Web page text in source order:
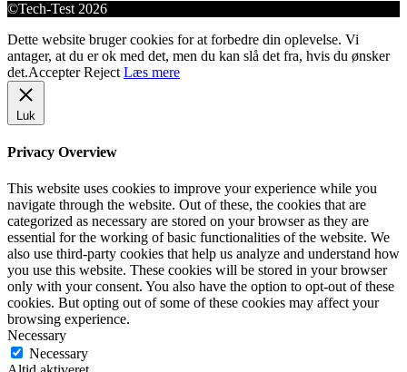
©Tech-Test 2026
Dette website bruger cookies for at forbedre din oplevelse. Vi
antager, at du er ok med det, men du kan slå det fra, hvis du ønsker
det.Accepter Reject Læs mere
Luk
Privacy Overview
This website uses cookies to improve your experience while you
navigate through the website. Out of these, the cookies that are
categorized as necessary are stored on your browser as they are
essential for the working of basic functionalities of the website. We
also use third-party cookies that help us analyze and understand how
you use this website. These cookies will be stored in your browser
only with your consent. You also have the option to opt-out of these
cookies. But opting out of some of these cookies may affect your
browsing experience.
Necessary
Necessary